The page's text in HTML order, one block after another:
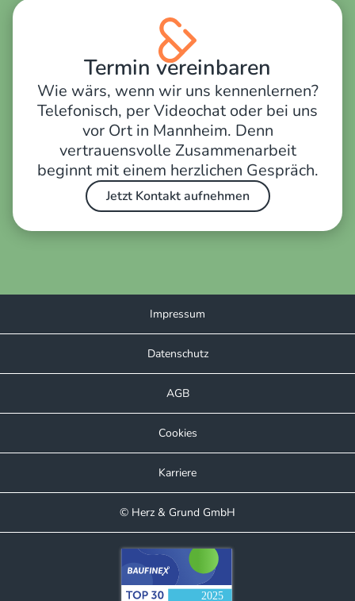
Termin vereinbaren
Wie wärs, wenn wir uns kennenlernen?
Telefonisch, per Videochat oder bei uns
vor Ort in Mannheim. Denn
vertrauensvolle Zusammenarbeit
beginnt mit einem herzlichen Gespräch.
Jetzt Kontakt aufnehmen
Impressum
Datenschutz
AGB
Cookies
Karriere
© Herz & Grund GmbH